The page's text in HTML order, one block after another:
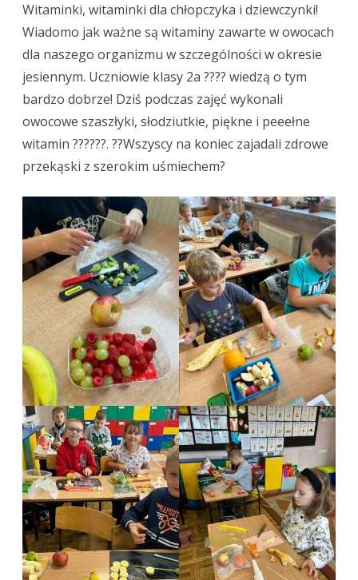
2a
Witaminki, witaminki dla chłopczyka i dziewczynki!
Wiadomo jak ważne są witaminy zawarte w owocach
dla naszego organizmu w szczególności w okresie
jesiennym. Uczniowie klasy 2a ?‍??‍? wiedzą o tym
bardzo dobrze! Dziś podczas zajęć wykonali
owocowe szaszłyki, słodziutkie, piękne i peeełne
witamin ??????. ??Wszyscy na koniec zajadali zdrowe
przekąski z szerokim uśmiechem?